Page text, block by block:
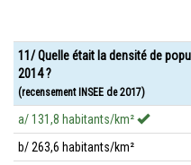
11/ Quelle était la densité de
2014 ?
(recensement INSEE de 2017)
a/ 131,8 habitants/km²
b/ 263,6 habitants/km²